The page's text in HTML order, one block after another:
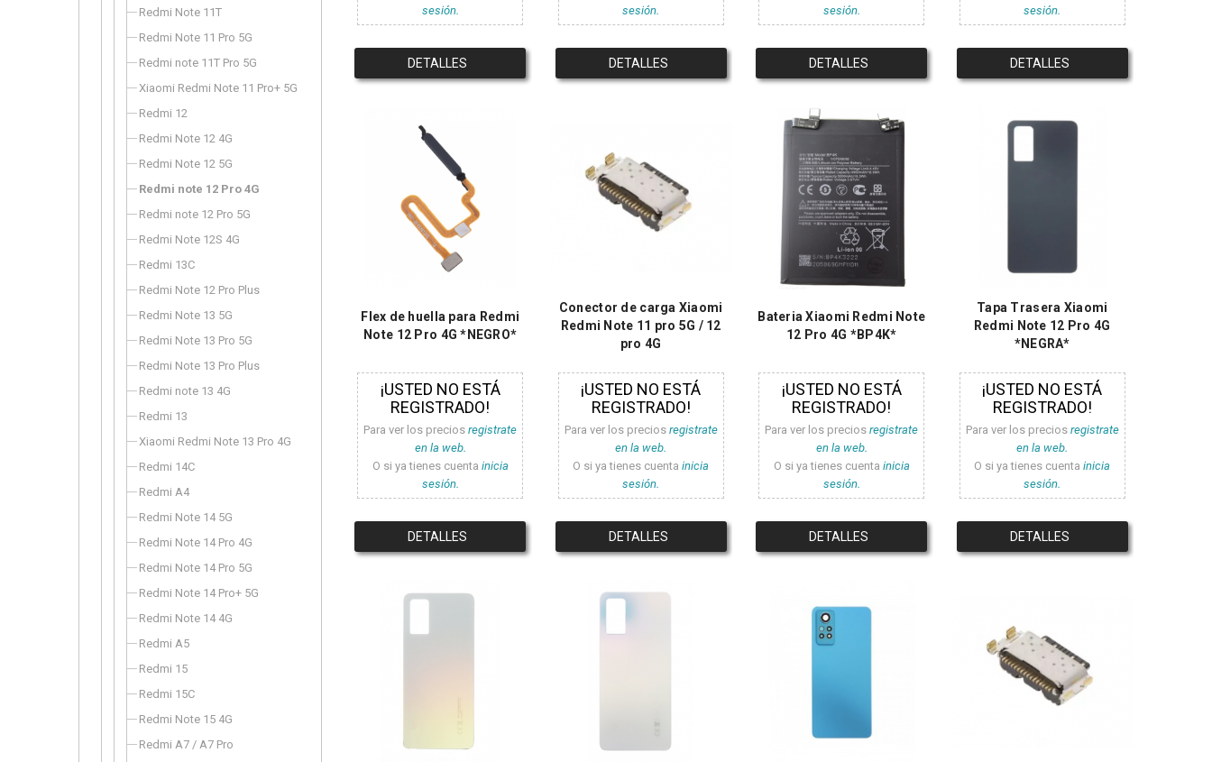
Redmi Note 11T
Redmi Note 11 Pro 5G
Redmi note 11T Pro 5G
Xiaomi Redmi Note 11 Pro+ 5G
Redmi 12
Redmi Note 12 4G
Redmi Note 12 5G
Redmi note 12 Pro 4G
Redmi note 12 Pro 5G
Redmi Note 12S 4G
Redmi 13C
Redmi Note 12 Pro Plus
Redmi Note 13 5G
Redmi Note 13 Pro 5G
Redmi Note 13 Pro Plus
Redmi note 13 4G
Redmi 13
Xiaomi Redmi Note 13 Pro 4G
Redmi 14C
Redmi A4
Redmi Note 14 5G
Redmi Note 14 Pro 4G
Redmi Note 14 Pro 5G
Redmi Note 14 Pro+ 5G
Redmi Note 14 4G
Redmi A5
Redmi 15
Redmi 15C
Redmi Note 15 4G
Redmi A7 / A7 Pro
sesión.
DETALLES
sesión.
DETALLES
sesión.
DETALLES
sesión.
DETALLES
Flex de huella para Redmi
Note 12 Pro 4G *NEGRO*
¡USTED NO ESTÁ
REGISTRADO!
Para ver los preciosregistrate
en la web.
O si ya tienes cuenta inicia
sesión.
DETALLES
Conector de carga Xiaomi
Redmi Note 11 pro 5G / 12
pro 4G
¡USTED NO ESTÁ
REGISTRADO!
Para ver los precios registrate
en la web.
O si ya tienes cuentainicia
sesión.
DETALLES
Bateria Xiaomi Redmi Note
12 Pro 4G *BP4K*
¡USTED NO ESTÁ
REGISTRADO!
Para ver los preciosregistrate
en la web.
O si ya tienes cuenta inicia
sesión.
DETALLES
Tapa Trasera Xiaomi
Redmi Note 12 Pro 4G
*NEGRA*
¡USTED NO ESTÁ
REGISTRADO!
Para ver los precios registrate
en la web.
O si ya tienes cuentainicia
sesión.
DETALLES